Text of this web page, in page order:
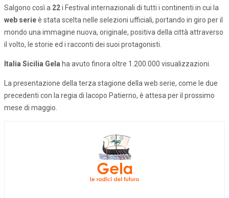
Salgono così a 22i Festival internazionali di tutti i continenti in cui la
web serieè stata scelta nelle selezioni ufficiali, portando in giro per il
mondo una immagine nuova, originale, positiva della città attraverso
il volto, le storie ed i racconti dei suoi protagonisti.
Italia Sicilia Gela ha avuto finora oltre 1.200.000 visualizzazioni.
La presentazione della terza stagione della web serie, come le due
precedenti con la regia di Iacopo Patierno, è attesa per il prossimo
mese di maggio.